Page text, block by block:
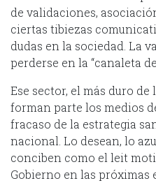
de validaciones,
ciertas tibiezas
dudas en la sociedad. La
perderse en la “canaleta
Ese sector, el más duro
forman parte los medios
fracaso de la estrategia
nacional. Lo desean, lo
conciben como el leit
Gobierno en las próximas